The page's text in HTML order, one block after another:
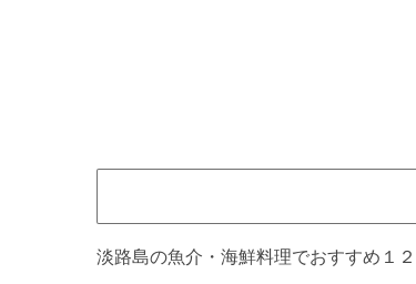
淡路島の魚介・海鮮料理でおすすめ１